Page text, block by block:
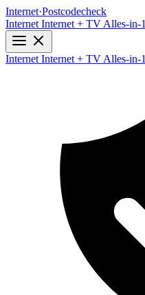
Internet·Postcodecheck
Internet Internet + TV Alles-in-1
Internet Internet + TV Alles-in-1